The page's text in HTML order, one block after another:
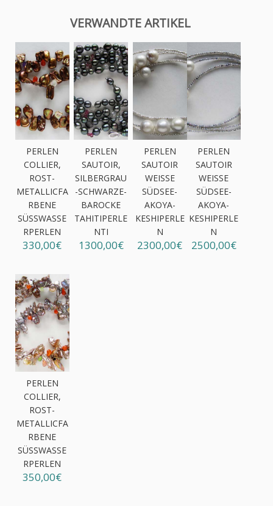
VERWANDTE ARTIKEL
PERLEN
COLLIER,
ROST-
METALLICFA
RBENE
SÜSSWASSER
PERLEN
330,00€
PERLEN
SAUTOIR,
SILBERGRAU
-SCHWARZE-
BAROCKE
TAHITIPERLE
NTI
1300,00€
PERLEN
SAUTOIR
WEISSE S
ÜDSEE-A
KOYA-K
ESHIPERLEN
2300,00€
PERLEN
SAUTOIR
WEISSE S
ÜDSEE-A
KOYA-K
ESHIPERLEN
2500,00€
PERLEN
COLLIER,
ROST-
METALLICFA
RBENE
SÜSSWASSER
PERLEN
350,00€